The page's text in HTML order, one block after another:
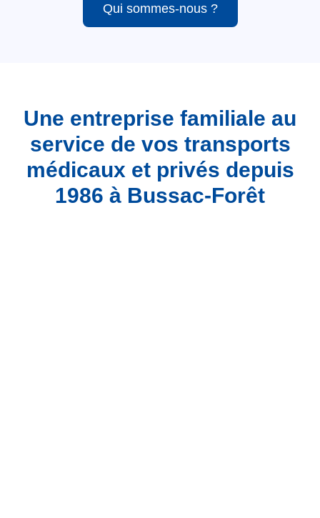
Qui sommes-nous ?
Une entreprise familiale au
service de vos transports
médicaux et privés depuis
1986 à Bussac-Forêt